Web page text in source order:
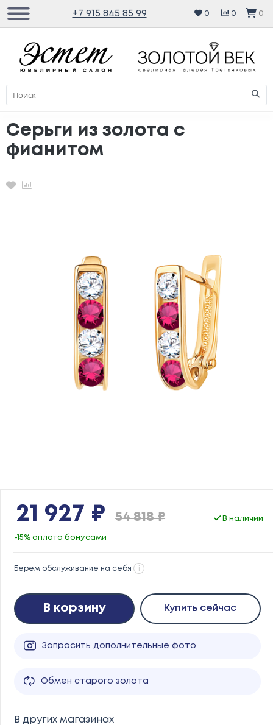
+7 915 845 85 99 0 0 0
Серьги из золота с
фианитом
Избранное
Сравнение
21 927 ₽ 54 818 ₽ В наличии
-15% оплата бонусами
Берем обслуживание на себя i
В корзину Купить сейчас
Запросить дополнительные фото
Обмен старого золота
В других магазинах